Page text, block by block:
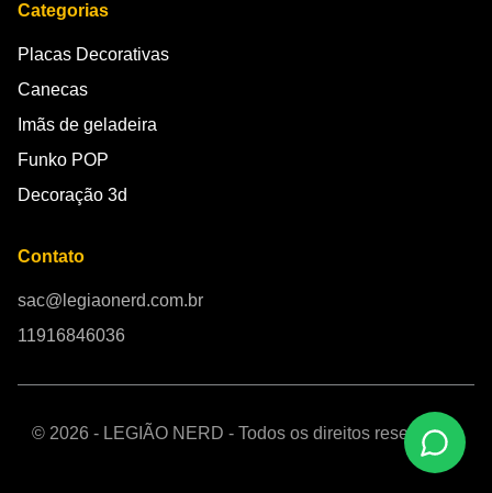
Categorias
Placas Decorativas
Canecas
Imãs de geladeira
Funko POP
Decoração 3d
Contato
sac@legiaonerd.com.br
11916846036
© 2026 - LEGIÃO NERD - Todos os direitos reservados